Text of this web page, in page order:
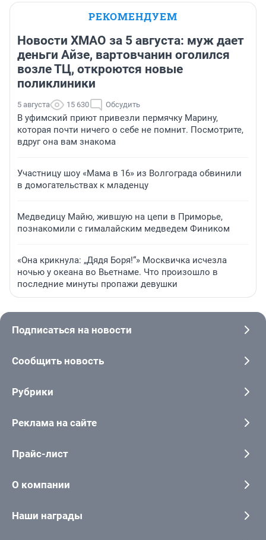
РЕКОМЕНДУЕМ
Новости ХМАО за 5 августа: муж дает
деньги Айзе, вартовчанин оголился
возле ТЦ, откроются новые
поликлиники
5 августа 15 630 Обсудить
В уфимский приют привезли пермячку Марину,
которая почти ничего о себе не помнит. Посмотрите,
вдруг она вам знакома
Участницу шоу «Мама в 16» из Волгограда обвинили
в домогательствах к младенцу
Медведицу Майю, жившую на цепи в Приморье,
познакомили с гималайским медведем Фиником
«Она крикнула: „Дядя Боря!“» Москвичка исчезла
ночью у океана во Вьетнаме. Что произошло в
последние минуты пропажи девушки
Подписаться на новости
Сообщить новость
Рубрики
Реклама на сайте
Прайс-лист
О компании
Наши награды